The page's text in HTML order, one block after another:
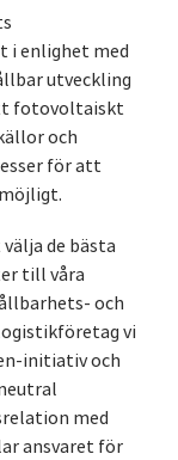
i enlighet med
utveckling
fotovoltaiskt
och
för att
de bästa
till våra
och
vi
initiativ och
med
ansvaret för